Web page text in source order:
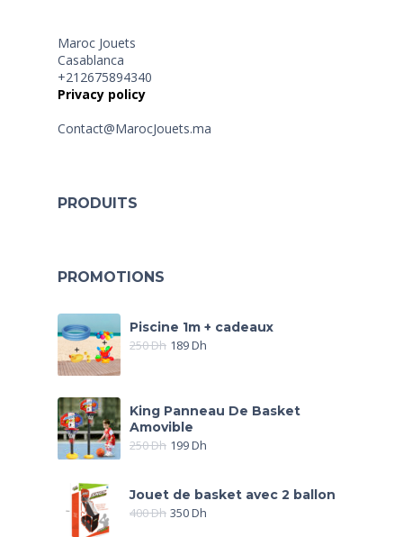
Maroc Jouets
Casablanca
+212675894340
Privacy policy
Contact@MarocJouets.ma
PRODUITS
PROMOTIONS
Piscine 1m + cadeaux
250Dh 189Dh
King Panneau De Basket
Amovible
250Dh 199Dh
Jouet de basket avec 2 ballon
400Dh 350Dh